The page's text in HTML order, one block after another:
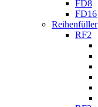
FD8
FD16
Reihenfüller
RF2